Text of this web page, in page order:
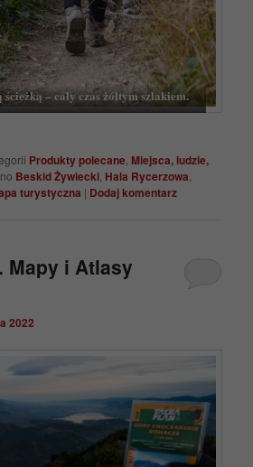
– cały czas żółtym szlakiem.
Produkty polecane Miejsca, ludzie,
Beskid Żywiecki Hala Rycerzowa
turystyczna | Dodaj komentarz
Mapy i Atlasy
2022